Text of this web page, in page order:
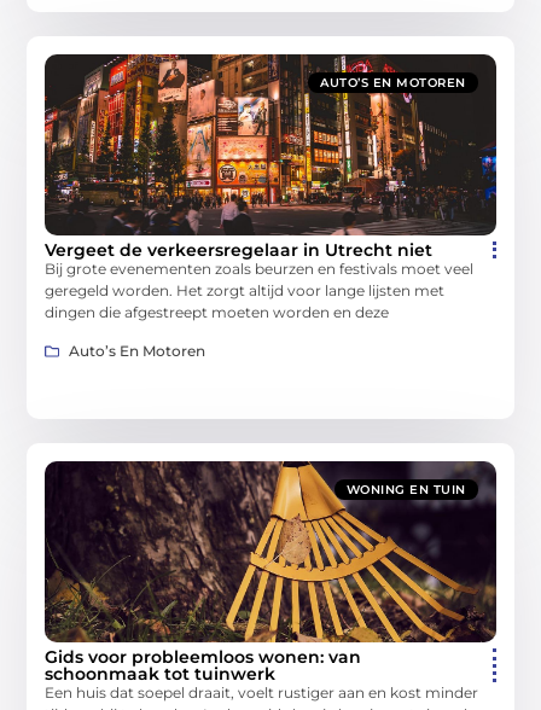
AUTO’S EN MOTOREN
Vergeet de verkeersregelaar in Utrecht niet
Bij grote evenementen zoals beurzen en festivals moet veel
geregeld worden. Het zorgt altijd voor lange lijsten met
dingen die afgestreept moeten worden en deze
Auto’s En Motoren
WONING EN TUIN
Gids voor probleemloos wonen: van
schoonmaak tot tuinwerk
Een huis dat soepel draait, voelt rustiger aan en kost minder